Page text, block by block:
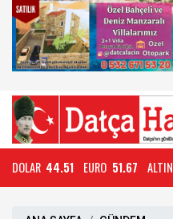
DOLAR 44.51 EURO 51.67 ALTIN